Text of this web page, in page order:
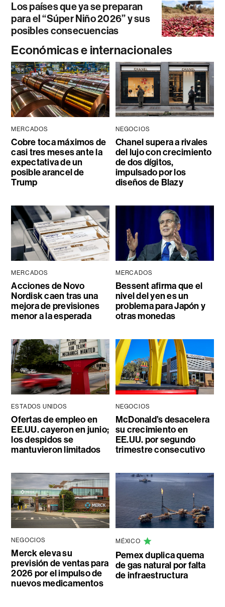
Los países que ya se preparan
para el “Súper Niño 2026” y sus
posibles consecuencias
Económicas e internacionales
MERCADOS
Cobre toca máximos de
casi tres meses ante la
expectativa de un
posible arancel de
Trump
NEGOCIOS
Chanel supera a rivales
del lujo con crecimiento
de dos dígitos,
impulsado por los
diseños de Blazy
MERCADOS
Acciones de Novo
Nordisk caen tras una
mejora de previsiones
menor a la esperada
MERCADOS
Bessent afirma que el
nivel del yen es un
problema para Japón y
otras monedas
ESTADOS UNIDOS
Ofertas de empleo en
EE.UU. cayeron en junio;
los despidos se
mantuvieron limitados
NEGOCIOS
McDonald’s desacelera
su crecimiento en
EE.UU. por segundo
trimestre consecutivo
NEGOCIOS
Merck eleva su
previsión de ventas para
2026 por el impulso de
nuevos medicamentos
MÉXICO
Pemex duplica quema
de gas natural por falta
de infraestructura